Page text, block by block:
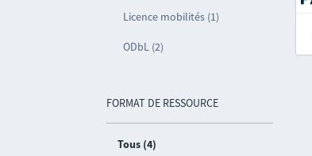
Licence mobilités (1)
ODbL (2)
FORMAT DE RESSOURCE
Tous (4)